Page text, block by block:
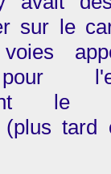
sur le
(plus tard